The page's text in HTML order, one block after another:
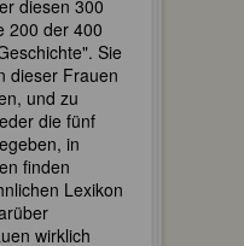
diesen 300
200 der 400
Sie
dieser Frauen
und zu
die fünf
in
finden
Lexikon
wirklich